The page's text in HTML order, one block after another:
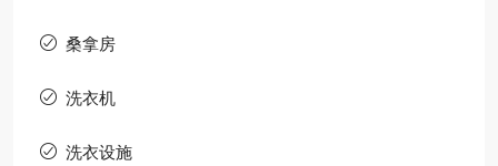
桑拿房
洗衣机
洗衣设施